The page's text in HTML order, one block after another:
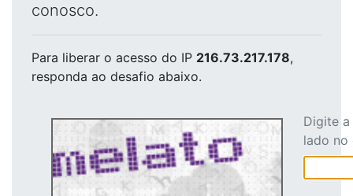
conosco.
Para liberar o acesso do IP 216.73.217.178,
responda ao desafio abaixo.
Digite
lado no